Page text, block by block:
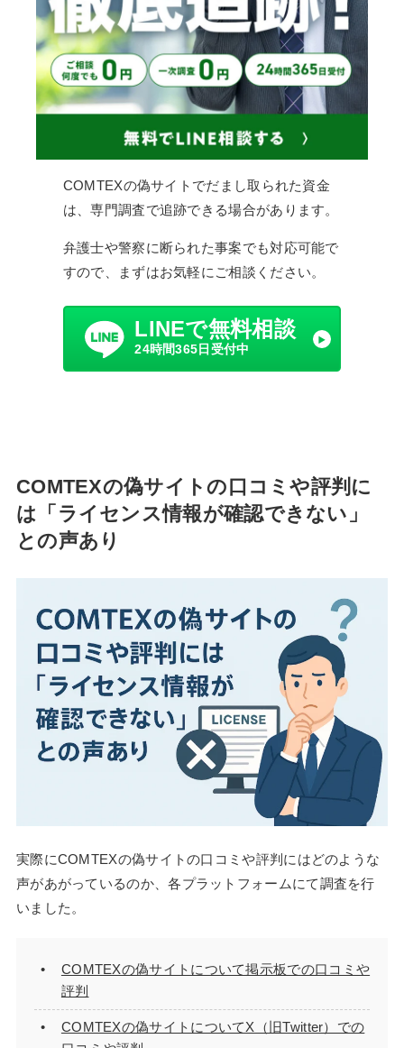
COMTEXの偽サイトでだまし取られた資金
は、専門調査で追跡できる場合があります。
弁護士や警察に断られた事案でも対応可能で
すので、まずはお気軽にご相談ください。
LINEで無料相談
24時間365日受付中
COMTEXの偽サイトの口コミや評判に
は「ライセンス情報が確認できない」
との声あり
実際にCOMTEXの偽サイトの口コミや評判にはどのような
声があがっているのか、各プラットフォームにて調査を行
いました。
COMTEXの偽サイトについて掲示板での口コミや
評判
COMTEXの偽サイトについてX（旧Twitter）での